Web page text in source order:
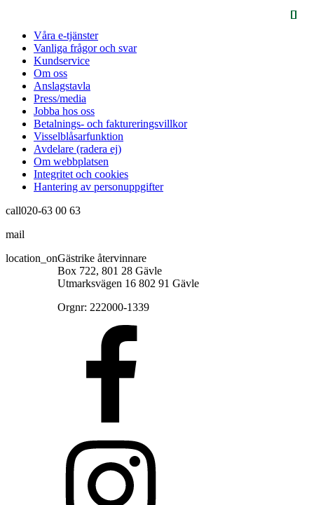
Våra e-tjänster
Vanliga frågor och svar
Kundservice
Om oss
Anslagstavla
Press/media
Jobba hos oss
Betalnings- och faktureringsvillkor
Visselblåsarfunktion
Avdelare (radera ej)
Om webbplatsen
Integritet och cookies
Hantering av personuppgifter
call020-63 00 63
mail
location_onGästrike återvinnare
Box 722, 801 28 Gävle
Utmarksvägen 16 802 91 Gävle
Orgnr: 222000-1339